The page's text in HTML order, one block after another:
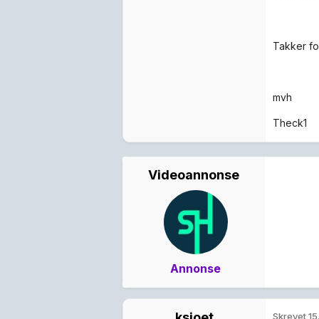
Takker
mvh
Theck1
Videoannonse
Annonse
Skrevet